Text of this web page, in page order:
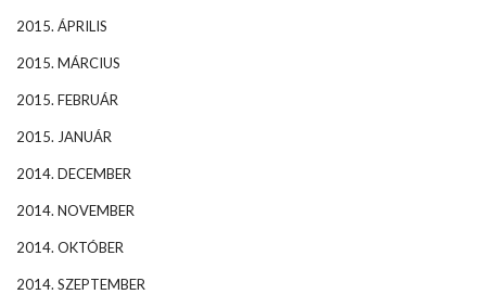
2015. ÁPRILIS
2015. MÁRCIUS
2015. FEBRUÁR
2015. JANUÁR
2014. DECEMBER
2014. NOVEMBER
2014. OKTÓBER
2014. SZEPTEMBER